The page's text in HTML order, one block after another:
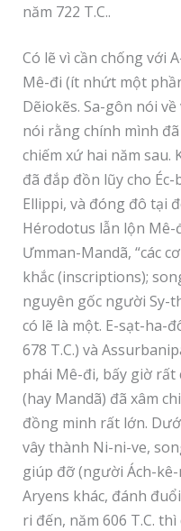
năm 722 T.C..
Có lẽ vì cần chống với
Mê-đi (ít nhứt một
Dẽiokẽs. Sa-gôn nói
nói rằng chính mình đã
chiếm xứ hai năm sau.
đã đắp đồn lũy cho
Ellippi, và đóng đô tại
Hérodotus lẫn lộn Mê-
Ưmman-Mandã, “các
khắc (inscriptions);
nguyên gốc người Sy-
có lẽ là một. E-sạt-ha-
678 T.C.) và
phái Mê-đi, bấy giờ
(hay Mandã) đã xâm
đồng minh rất lớn.
vây thành Ni-ni-ve,
giúp đỡ (người Ách-kê-
Aryens khác, đánh
ri đến, năm 606 T.C.